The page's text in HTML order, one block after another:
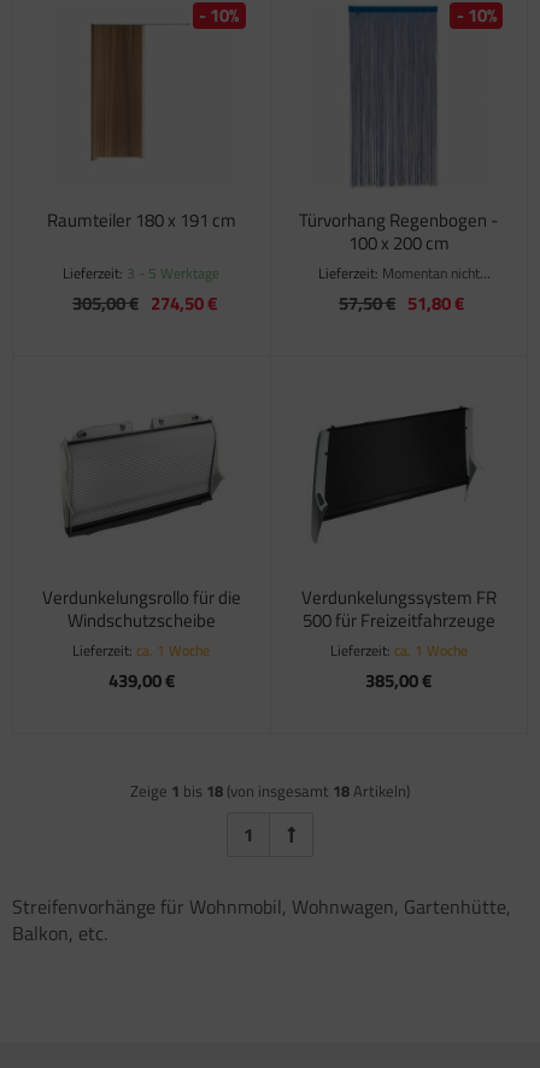
Raumteiler 180 x 191 cm
Lieferzeit: 3 - 5 Werktage
305,00 € 274,50 €
- 10%
Türvorhang Regenbogen -
100 x 200 cm
Lieferzeit: Momentan nicht
verfügbar
57,50 € 51,80 €
- 10%
Verdunkelungsrollo für die
Windschutzscheibe
Lieferzeit:ca. 1 Woche
439,00 €
Verdunkelungssystem FR
500 für Freizeitfahrzeuge
Lieferzeit: ca. 1 Woche
385,00 €
Zeige 1 bis 18 (von insgesamt 18Artikeln)
1
Streifenvorhänge für Wohnmobil, Wohnwagen, Gartenhütte,
Balkon, etc.